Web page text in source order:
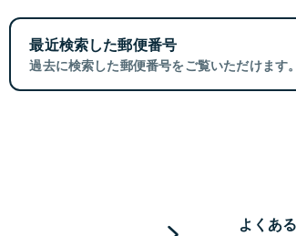
最近検索した郵便番号
過去に検索した郵便番号をご覧いただけます。
よくあ